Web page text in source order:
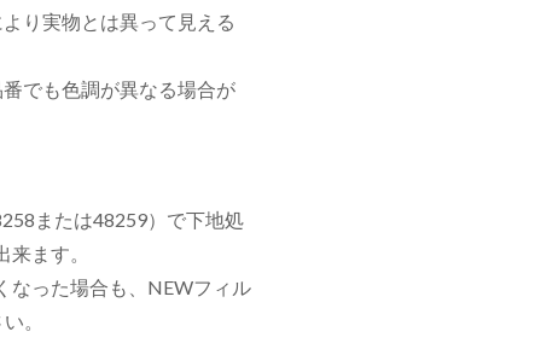
り実物とは異って見える
でも色調が異なる場合が
または48259）で下地処
ます。
なった場合も、NEWフィル
。